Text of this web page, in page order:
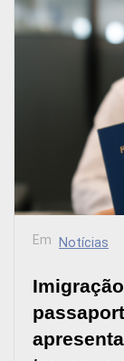
Em Notícias